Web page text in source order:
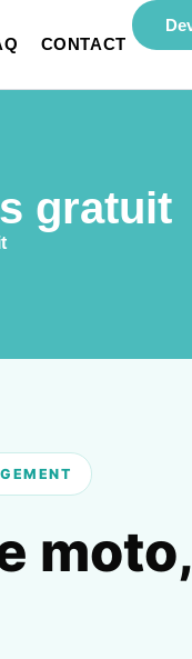
CONTACT
gratuit
moto,